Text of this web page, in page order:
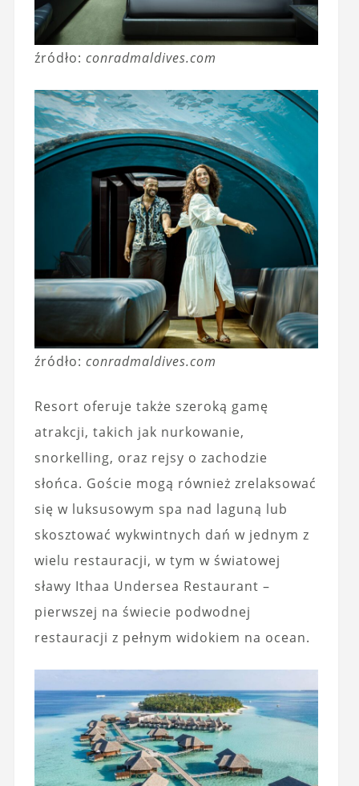
źródło: conradmaldives.com
źródło: conradmaldives.com
Resort oferuje także szeroką gamę
atrakcji, takich jak nurkowanie,
snorkelling, oraz rejsy o zachodzie
słońca. Goście mogą również zrelaksować
się w luksusowym spa nad laguną lub
skosztować wykwintnych dań w jednym z
wielu restauracji, w tym w światowej
sławy Ithaa Undersea Restaurant –
pierwszej na świecie podwodnej
restauracji z pełnym widokiem na ocean.